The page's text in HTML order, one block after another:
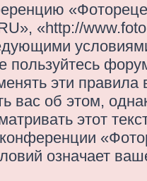
«http://
пользуйтесь
эти
вас об этом,
этот
означает